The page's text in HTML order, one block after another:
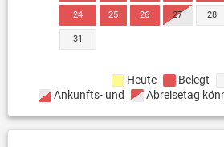
24 25 26 27 28
31
Heute Belegt
Ankunfts- und
Abreisetag